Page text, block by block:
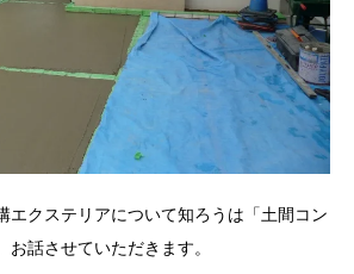
エクステリアについて知ろうは「土間コン
お話させていただきます。